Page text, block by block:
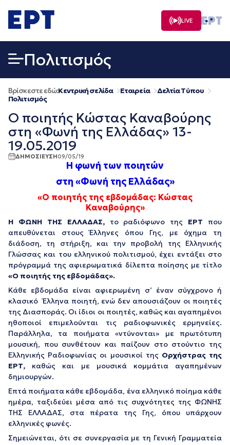
σε
περιεχόμενο
LIVE
Πολιτισμός
Βρίσκεστε εδώ:Κεντρική σελίδα Εταιρεία
Δελτία Τύπου
Πολιτισμός
Ο ποιητής Κώστας Καναβούρης
στη «Φωνή της Ελλάδας» 13-
19.05.2019
ΔΗΜΟΣΙΕΥΣΗ09/05/19
Η φωνή των ποιητών
στη «Φωνή της Ελλάδας»
«Ο ποιητής της εβδομάδας: Κώστας
Καναβούρης»
Η ΦΩΝΗ ΤΗΣ ΕΛΛΑΔΑΣ, το ραδιόφωνο της ΕΡΤ που
απευθύνεται στους Έλληνες όπου Γης, με όχημα τη
διάδοση, τη στήριξη, και την προβολή της Ελληνικής
Γλώσσας και του ελληνικού πολιτισμού, έχει εντάξει στο
πρόγραμμά της αφιερωματικά δίλεπτα ποίησης με τίτλο
«Ο ποιητής της εβδομάδας».
Κάθε εβδομάδα είναι αφιερωμένη σ’ έναν σύγχρονο ή
κλασικό Έλληνα ποιητή, ενώ δεν απουσιάζουν οι ποιητές
της Διασποράς. Οι ίδιοι οι ποιητές, καθώς και αγαπημένοι
ηθοποιοί επιμελούνται τις ραδιοφωνικές ερμηνείες.
Παράλληλα, τα ποιήματα «ντύνονται» με πρωτότυπη
μουσική, που συνθέτουν και παίζουν στο στούντιο της
Ελληνικής Ραδιοφωνίας οι μουσικοί της Ορχήστρας της
ΕΡΤ, καθώς και με μουσικά κομμάτια αγαπημένων
δημιουργών.
Επτά ποιήματα κάθε εβδομάδα, ένα ελληνικό ποίημα κάθε
ημέρα, ταξιδεύει μέσα από τις συχνότητες της ΦΩΝΗΣ
ΤΗΣ ΕΛΛΑΔΑΣ, στα πέρατα της Γης, όπου υπάρχουν
ελληνικές φωνές.
Σημειώνεται, ότι σε συνεργασία με τη Γενική Γραμματεία